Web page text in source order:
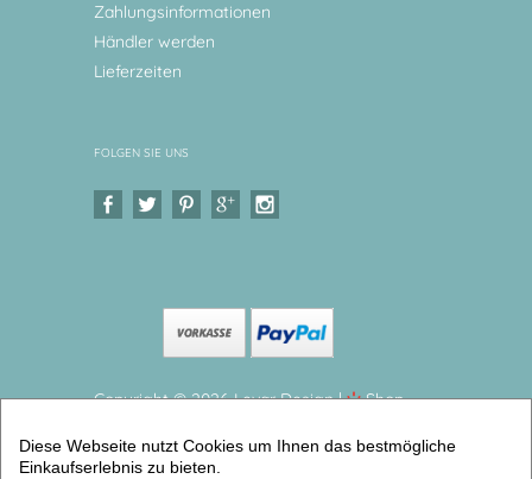
Zahlungsinformationen
Händler werden
Lieferzeiten
FOLGEN SIE UNS
Copyright © 2026 Levar Design |
Shop
Kindergeschirr Set Bauernhof Kuh, Kinderteller
Kinderteller mit Namen aus Melamin BPA frei (2er
Diese Webseite nutzt Cookies um Ihnen das bestmögliche
Einkaufserlebnis zu bieten.